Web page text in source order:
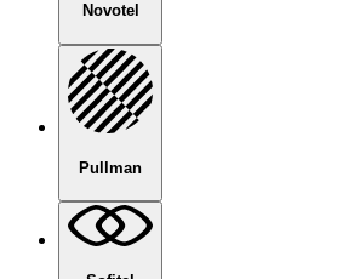
Novotel
Pullman